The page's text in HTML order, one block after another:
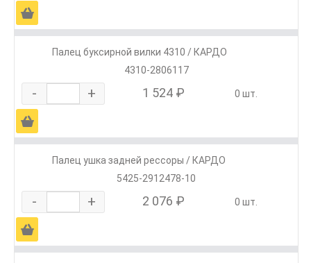
Ä
Палец буксирной вилки 4310 / КАРДО
4310-2806117
- + 1 524 ₽ 0 шт.
Ä
Палец ушка задней рессоры / КАРДО
5425-2912478-10
- + 2 076 ₽ 0 шт.
Ä